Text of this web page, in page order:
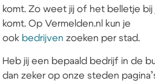
komt. Zo weet jij of het belletje bij
komt. Op Vermelden.nl kun je
ook bedrijven zoeken per stad.
Heb jij een bepaald bedrijf in de
dan zeker op onze steden